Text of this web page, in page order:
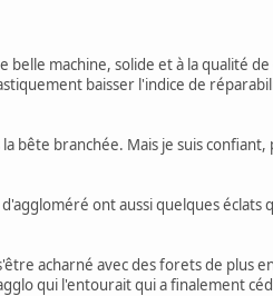
belle machine, solide et à la qualité
baisser l'indice de
bête branchée. Mais je suis
ont aussi quelques
acharné avec des forets de plus
qui l'entourait qui a finalement